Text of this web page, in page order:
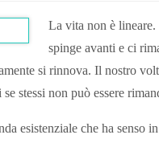
La vita non è
spinge avanti e ci
si rinnova. Il nostro
stessi non può essere
esistenziale che ha senso